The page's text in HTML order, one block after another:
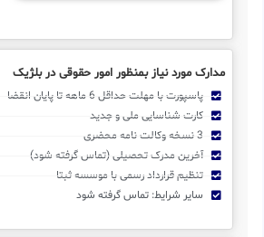
مدارک مورد نیاز بمنظور امور حقوقی در بلژیک
پاسپورت با مهلت حداقل 6 ماهه تا پایان انقضا
کارت شناسایی ملی و جدید
3 نسخه وکالت نامه محضری
آخرین مدرک تحصیلی (تماس گرفته شود)
تنظیم قرارداد رسمی با موسسه ثبتا
سایر شرایط: تماس گرفته شود